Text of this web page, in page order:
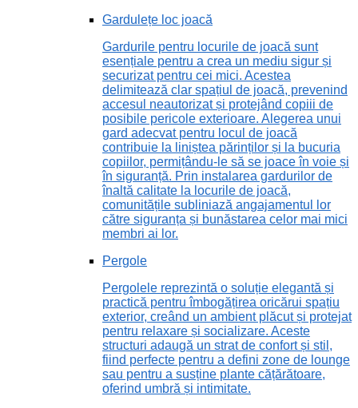
Gardulețe loc joacă
Gardurile pentru locurile de joacă sunt
esențiale pentru a crea un mediu sigur și
securizat pentru cei mici. Acestea
delimitează clar spațiul de joacă, prevenind
accesul neautorizat și protejând copiii de
posibile pericole exterioare. Alegerea unui
gard adecvat pentru locul de joacă
contribuie la liniștea părinților și la bucuria
copiilor, permițându-le să se joace în voie și
în siguranță. Prin instalarea gardurilor de
înaltă calitate la locurile de joacă,
comunitățile subliniază angajamentul lor
către siguranța și bunăstarea celor mai mici
membri ai lor.
Pergole
Pergolele reprezintă o soluție elegantă și
practică pentru îmbogățirea oricărui spațiu
exterior, creând un ambient plăcut și protejat
pentru relaxare și socializare. Aceste
structuri adaugă un strat de confort și stil,
fiind perfecte pentru a defini zone de lounge
sau pentru a susține plante cățărătoare,
oferind umbră și intimitate.